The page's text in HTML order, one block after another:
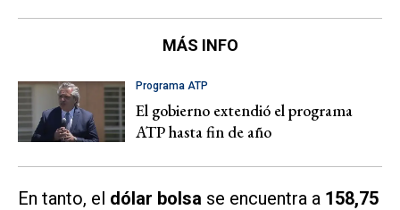
MÁS INFO
Programa ATP
El gobierno extendió el programa
ATP hasta fin de año
En tanto, el dólar bolsa se encuentra a 158,75